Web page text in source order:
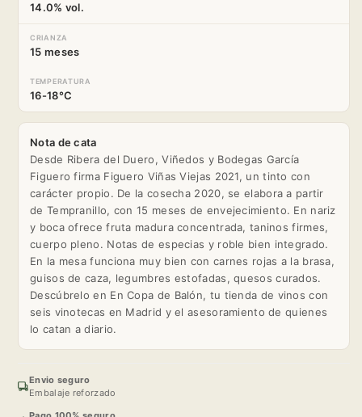
14.0% vol.
CRIANZA
15 meses
TEMPERATURA
16-18°C
Nota de cata
Desde Ribera del Duero, Viñedos y Bodegas García
Figuero firma Figuero Viñas Viejas 2021, un tinto con
carácter propio. De la cosecha 2020, se elabora a partir
de Tempranillo, con 15 meses de envejecimiento. En nariz
y boca ofrece fruta madura concentrada, taninos firmes,
cuerpo pleno. Notas de especias y roble bien integrado.
En la mesa funciona muy bien con carnes rojas a la brasa,
guisos de caza, legumbres estofadas, quesos curados.
Descúbrelo en En Copa de Balón, tu tienda de vinos con
seis vinotecas en Madrid y el asesoramiento de quienes
lo catan a diario.
Envio seguro
Embalaje reforzado